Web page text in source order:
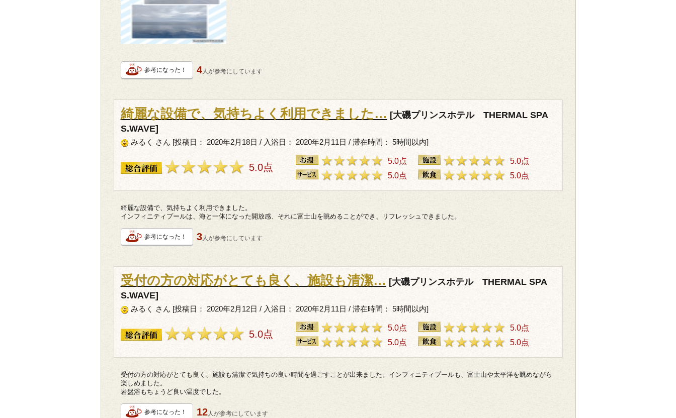
参考になった！ 4人が参考にしています
綺麗な設備で、気持ちよく利用できました… [大磯プリンスホテル THERMAL SPA
S.WAVE]
みるく さん [投稿日： 2020年2月18日 / 入浴日： 2020年2月11日 / 滞在時間： 5時間以内]
5.0点
5.0点
5.0点
5.0点
5.0点
綺麗な設備で、気持ちよく利用できました。
インフィニティプールは、海と一体になった開放感、それに富士山を眺めることができ、リフレッシュできました。
参考になった！ 3人が参考にしています
受付の方の対応がとても良く、施設も清潔… [大磯プリンスホテル THERMAL SPA
S.WAVE]
みるく さん [投稿日： 2020年2月12日 / 入浴日： 2020年2月11日 / 滞在時間： 5時間以内]
5.0点
5.0点
5.0点
5.0点
5.0点
受付の方の対応がとても良く、施設も清潔で気持ちの良い時間を過ごすことが出来ました。インフィニティプールも、富士山や太平洋を眺めながら
楽しめました。
岩盤浴もちょうど良い温度でした。
参考になった！ 12人が参考にしています